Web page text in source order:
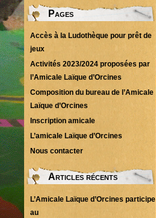
Pages
Accès à la Ludothèque pour prêt de
jeux
Activités 2023/2024 proposées par
l’Amicale Laïque d’Orcines
Composition du bureau de l’Amicale
Laïque d’Orcines
Inscription amicale
L’amicale Laïque d’Orcines
Nous contacter
Articles récents
L’Amicale Laïque d’Orcines participe
au